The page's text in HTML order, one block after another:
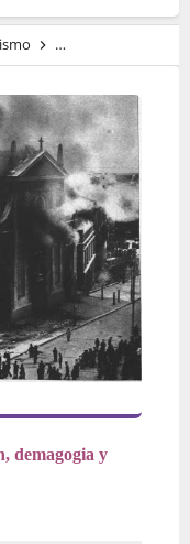
Nacionalcatolicismo
demagogia y